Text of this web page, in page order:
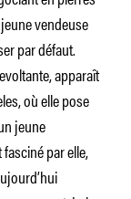
vendeuse
par défaut.
apparaît
où elle pose
jeune
par elle,